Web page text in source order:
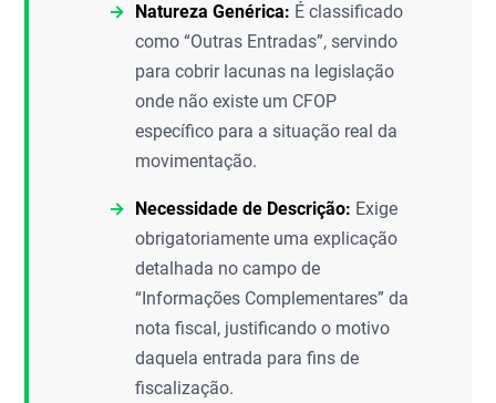
Natureza Genérica: É classificado
como “Outras Entradas”, servindo
para cobrir lacunas na legislação
onde não existe um CFOP
específico para a situação real da
movimentação.
Necessidade de Descrição: Exige
obrigatoriamente uma explicação
detalhada no campo de
“Informações Complementares” da
nota fiscal, justificando o motivo
daquela entrada para fins de
fiscalização.